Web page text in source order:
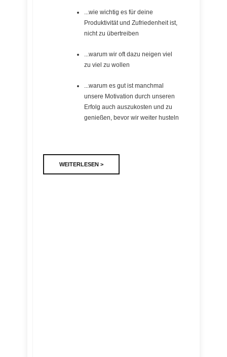
...wie wichtig es für deine
Produktivität und Zufriedenheit ist,
nicht zu übertreiben
...warum wir oft dazu neigen viel
zu viel zu wollen
...warum es gut ist manchmal
unsere Motivation durch unseren
Erfolg auch auszukosten und zu
genießen, bevor wir weiter husteln
WEITERLESEN >